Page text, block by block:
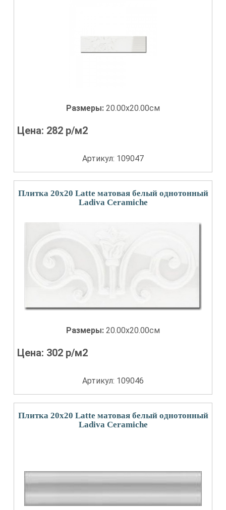
Размеры: 20.00x20.00см
Цена: 282 р/м2
Артикул: 109047
Плитка 20x20 Latte матовая белый однотонный
Ladiva Сeramiche
Размеры: 20.00x20.00см
Цена: 302 р/м2
Артикул: 109046
Плитка 20x20 Latte матовая белый однотонный
Ladiva Сeramiche